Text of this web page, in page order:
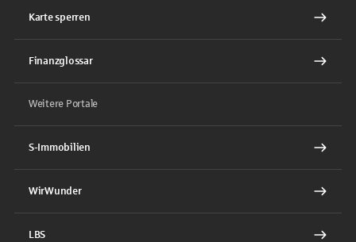
Karte sperren
Finanzglossar
Weitere Portale
S-Immobilien
WirWunder
LBS